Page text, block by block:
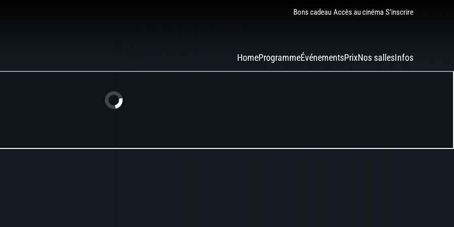
Bons cadeau Accès au cinéma S’inscrire
HomeProgrammeÉvénementsPrixNos sallesInfos